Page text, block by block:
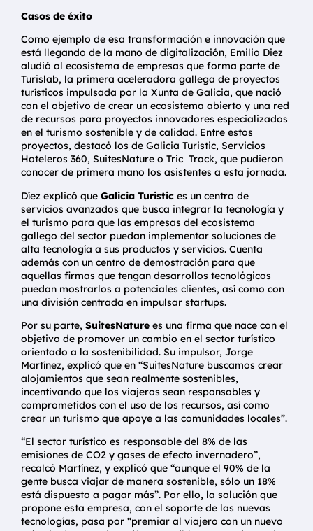
Casos de éxito
Como ejemplo de esa transformación e innovación que
está llegando de la mano de digitalización, Emilio Diez
aludió al ecosistema de empresas que forma parte de
Turislab, la primera aceleradora gallega de proyectos
turísticos impulsada por la Xunta de Galicia, que nació
con el objetivo de crear un ecosistema abierto y una red
de recursos para proyectos innovadores especializados
en el turismo sostenible y de calidad. Entre estos
proyectos, destacó los de Galicia Turistic, Servicios
Hoteleros 360, SuitesNature o Tric Track, que pudieron
conocer de primera mano los asistentes a esta jornada.
Díez explicó que Galicia Turistic es un centro de
servicios avanzados que busca integrar la tecnología y
el turismo para que las empresas del ecosistema
gallego del sector puedan implementar soluciones de
alta tecnología a sus productos y servicios. Cuenta
además con un centro de demostración para que
aquellas firmas que tengan desarrollos tecnológicos
puedan mostrarlos a potenciales clientes, así como con
una división centrada en impulsar startups.
Por su parte, SuitesNature es una firma que nace con el
objetivo de promover un cambio en el sector turístico
orientado a la sostenibilidad. Su impulsor, Jorge
Martínez, explicó que en “SuitesNature buscamos crear
alojamientos que sean realmente sostenibles,
incentivando que los viajeros sean responsables y
comprometidos con el uso de los recursos, así como
crear un turismo que apoye a las comunidades locales”.
“El sector turístico es responsable del 8% de las
emisiones de CO2 y gases de efecto invernadero”,
recalcó Martínez, y explicó que “aunque el 90% de la
gente busca viajar de manera sostenible, sólo un 18%
está dispuesto a pagar más”. Por ello, la solución que
propone esta empresa, con el soporte de las nuevas
tecnologías, pasa por “premiar al viajero con un nuevo